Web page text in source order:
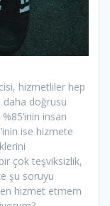
hizmetliler hep
daha doğrusu
insan
ise hizmete
çok teşviksizlik,
şu soruyu
hizmet etmem